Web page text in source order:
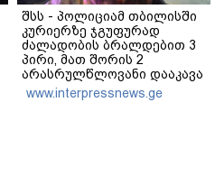
შსს - პოლიციამ თბილისში
კურიერზე ჯგუფურად
ძალადობის ბრალდებით 3
პირი, მათ შორის 2
არასრულწლოვანი დააკავა
- კიდევ 2 პირის დაკავების
მიზნით კი შესაბამისი
www.interpressnews.ge